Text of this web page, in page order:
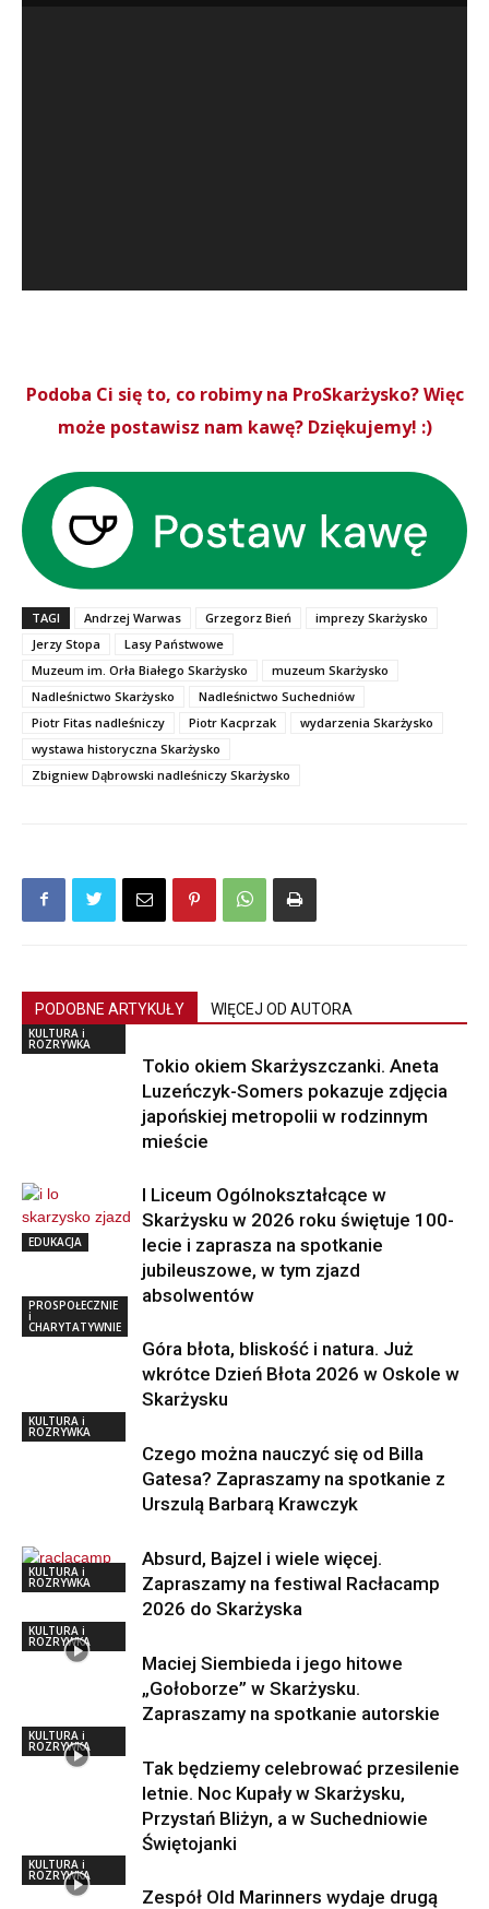
Podoba Ci się to, co robimy na ProSkarżysko? Więc
może postawisz nam kawę? Dziękujemy! :)
TAGI Andrzej Warwas Grzegorz Bień
imprezy Skarżysko
Jerzy Stopa
Lasy Państwowe
Muzeum im. Orła Białego Skarżysko
muzeum Skarżysko
Nadleśnictwo Skarżysko
Nadleśnictwo Suchedniów
Piotr Fitas nadleśniczy
Piotr Kacprzak
wydarzenia Skarżysko
wystawa historyczna Skarżysko
Zbigniew Dąbrowski nadleśniczy Skarżysko
PODOBNE ARTYKUŁY WIĘCEJ OD AUTORA
KULTURA i
ROZRYWKA
Tokio okiem Skarżyszczanki. Aneta
Luzeńczyk-Somers pokazuje zdjęcia
japońskiej metropolii w rodzinnym
mieście
EDUKACJA
I Liceum Ogólnokształcące w
Skarżysku w 2026 roku świętuje 100-
lecie i zaprasza na spotkanie
jubileuszowe, w tym zjazd
absolwentów
PROSPOŁECZNIE
i
CHARYTATYWNIE
Góra błota, bliskość i natura. Już
wkrótce Dzień Błota 2026 w Oskole w
Skarżysku
KULTURA i
ROZRYWKA
Czego można nauczyć się od Billa
Gatesa? Zapraszamy na spotkanie z
Urszulą Barbarą Krawczyk
KULTURA i
ROZRYWKA
Absurd, Bajzel i wiele więcej.
Zapraszamy na festiwal Racłacamp
2026 do Skarżyska
KULTURA i
ROZRYWKA
Maciej Siembieda i jego hitowe
„Gołoborze” w Skarżysku.
Zapraszamy na spotkanie autorskie
KULTURA i
ROZRYWKA
Tak będziemy celebrować przesilenie
letnie. Noc Kupały w Skarżysku,
Przystań Bliżyn, a w Suchedniowie
Świętojanki
KULTURA i
ROZRYWKA
Zespół Old Marinners wydaje drugą